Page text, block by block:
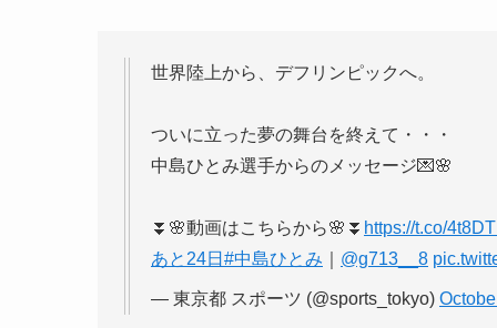
世界陸上から、デフリンピックへ。
ついに立った夢の舞台を終えて・・・
中島ひとみ選手からのメッセージ💌🌸
⏬🌸動画はこちらから🌸⏬ https://t.co/
あと24日 #中島ひとみ @g713__8
— 東京都 スポーツ (@sports_tokyo)